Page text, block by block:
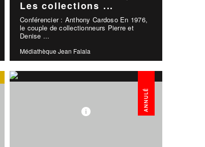
Les collections ...
Conférencier : Anthony Cardoso En 1976,
le couple de collectionneurs Pierre et
Denise ...
Médiathèque Jean Falala